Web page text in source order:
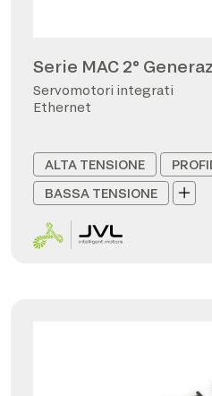
Serie MAC 2°
Servomotori integrati
Ethernet
ALTA TENSIONE
BASSA TENSIONE